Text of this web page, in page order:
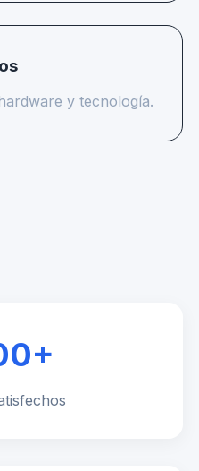
y tecnología.